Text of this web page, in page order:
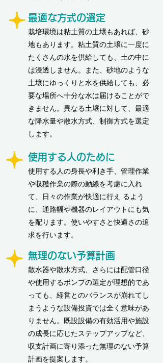
最適な方式の選定
栽培環境は粘土質の土壌もあれば、砂
地もあります。粘土質の土壌に一度に
たくさんの水を供給しても、土の中に
は浸透しません。また、砂地のような
土壌にゆっくりと水を供給しても、必
要な場所へ十分な水は届けることがで
きません。異なる土壌に対して、最適
な降水量や散水方式、制御方式を選定
します。
使用する人のために
使用する人の身長や利き手、管理作業
や収穫作業の際の動線を考慮に入れ
て、日々の作業が快適に行え るよう
に、通路幅や機器のレイアウトにも気
を配ります。使いやすさと快適さの追
求を行います。
無理のない予算計画
散水器や散水方式、さらには配管口径
や使用するポンプの選定が理想的であ
っても、経営とのバランスが崩れてし
まうような設備投資では全く意味があ
りません。既設設備の有効活用や施設
の成長に応じたステップアップなど、
収支計画に寄り添った無理のない予算
計画を提案します。